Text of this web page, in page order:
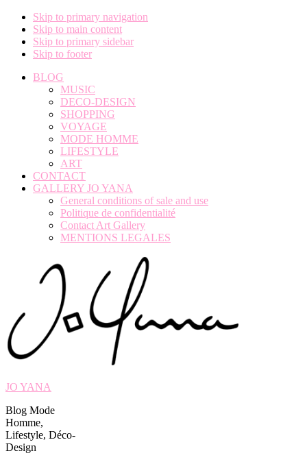
Skip to primary navigation
Skip to main content
Skip to primary sidebar
Skip to footer
BLOG
MUSIC
DECO-DESIGN
SHOPPING
VOYAGE
MODE HOMME
LIFESTYLE
ART
CONTACT
GALLERY JO YANA
General conditions of sale and use
Politique de confidentialité
Contact Art Gallery
MENTIONS LEGALES
JO YANA
Blog Mode
Homme,
Lifestyle, Déco-
Design